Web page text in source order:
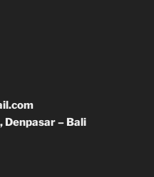
Denpasar – Bali